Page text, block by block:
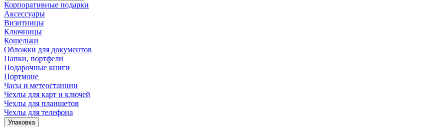
Корпоративные подарки
Аксессуары
Визитницы
Ключницы
Кошельки
Обложки для документов
Папки, портфели
Подарочные книги
Портмоне
Часы и метеостанции
Чехлы для карт и ключей
Чехлы для планшетов
Чехлы для телефона
Упаковка